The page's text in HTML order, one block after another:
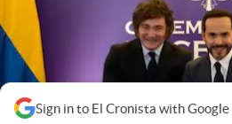
Sign in to El Cronista with Google